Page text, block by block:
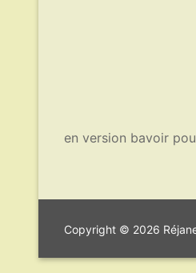
en version bavoir
Copyright © 2026